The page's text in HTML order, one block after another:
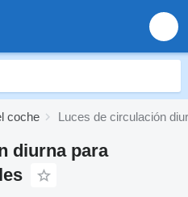
coche Luces de circulación
diurna para